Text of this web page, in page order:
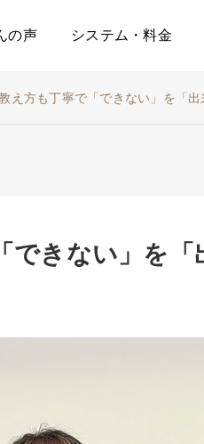
の声 システム・料金
え方も丁寧で「できない」を「出
できない」を「